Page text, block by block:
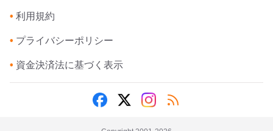
• 利用規約
• プライバシーポリシー
• 資金決済法に基づく表示